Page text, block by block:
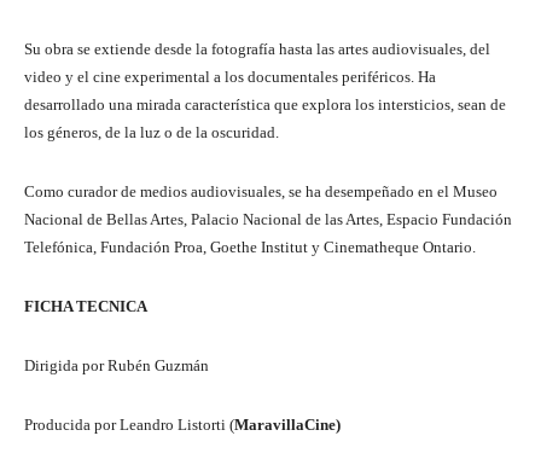
Su obra se extiende desde la fotografía hasta las artes audiovisuales, del
video y el cine experimental a los documentales periféricos. Ha
desarrollado una mirada característica que explora los intersticios, sean de
los géneros, de la luz o de la oscuridad.
Como curador de medios audiovisuales, se ha desempeñado en el Museo
Nacional de Bellas Artes, Palacio Nacional de las Artes, Espacio Fundación
Telefónica, Fundación Proa, Goethe Institut y Cinematheque Ontario.
FICHA TECNICA
Dirigida por Rubén Guzmán
Producida por Leandro Listorti (MaravillaCine)